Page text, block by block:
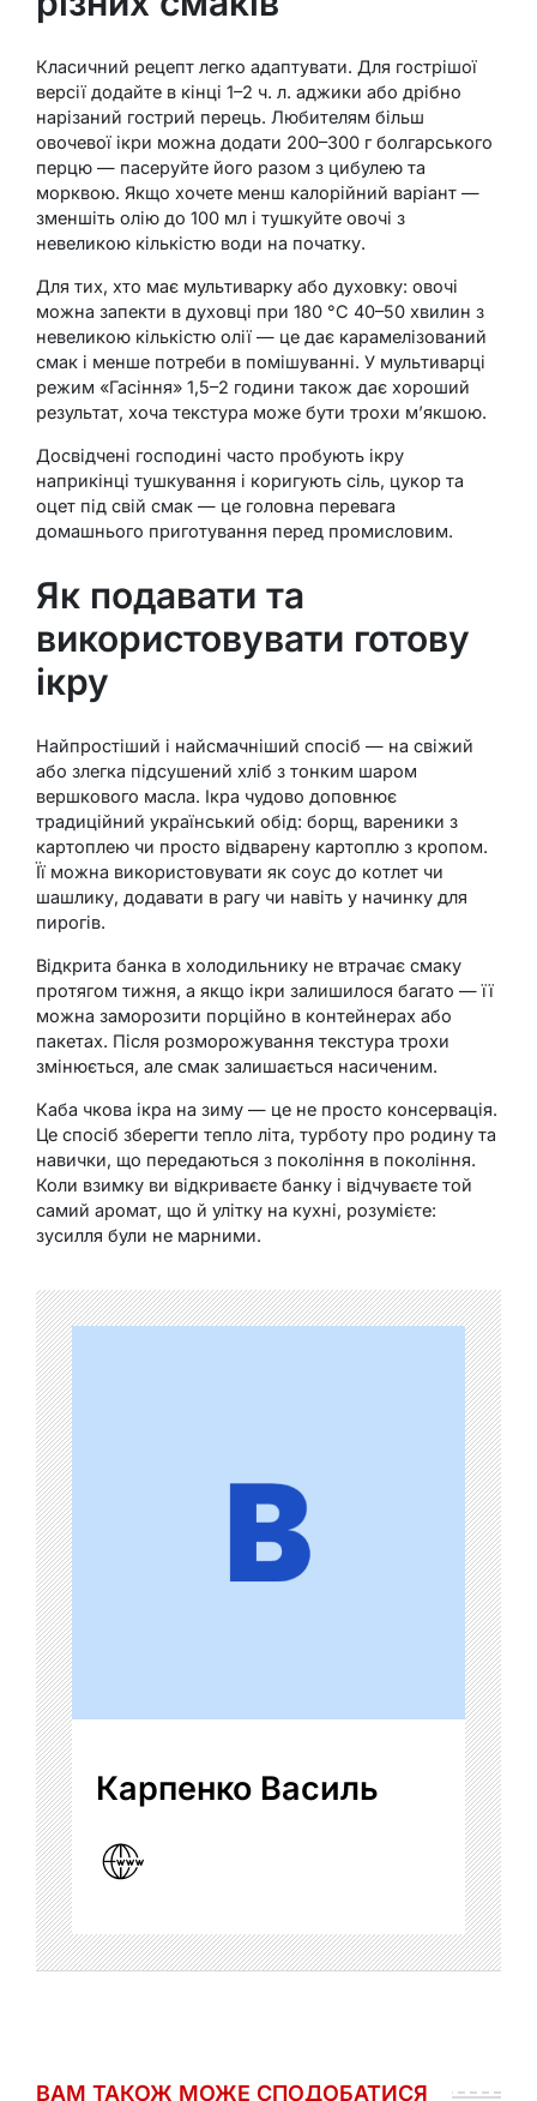
Класичний рецепт легко адаптувати. Для гострішої
версії додайте в кінці 1–2 ч. л. аджики або дрібно
нарізаний гострий перець. Любителям більш
овочевої ікри можна додати 200–300 г болгарського
перцю — пасеруйте його разом з цибулею та
морквою. Якщо хочете менш калорійний варіант —
зменшіть олію до 100 мл і тушкуйте овочі з
невеликою кількістю води на початку.
Для тих, хто має мультиварку або духовку: овочі
можна запекти в духовці при 180 °C 40–50 хвилин з
невеликою кількістю олії — це дає карамелізований
смак і менше потреби в помішуванні. У мультиварці
режим «Гасіння» 1,5–2 години також дає хороший
результат, хоча текстура може бути трохи м’якшою.
Досвідчені господині часто пробують ікру
наприкінці тушкування і коригують сіль, цукор та
оцет під свій смак — це головна перевага
домашнього приготування перед промисловим.
Як подавати та
використовувати готову
ікру
Найпростіший і найсмачніший спосіб — на свіжий
або злегка підсушений хліб з тонким шаром
вершкового масла. Ікра чудово доповнює
традиційний український обід: борщ, вареники з
картоплею чи просто відварену картоплю з кропом.
Її можна використовувати як соус до котлет чи
шашлику, додавати в рагу чи навіть у начинку для
пирогів.
Відкрита банка в холодильнику не втрачає смаку
протягом тижня, а якщо ікри залишилося багато — її
можна заморозити порційно в контейнерах або
пакетах. Після розморожування текстура трохи
змінюється, але смак залишається насиченим.
Каба чкова ікра на зиму — це не просто консервація.
Це спосіб зберегти тепло літа, турботу про родину та
навички, що передаються з покоління в покоління.
Коли взимку ви відкриваєте банку і відчуваєте той
самий аромат, що й улітку на кухні, розумієте:
зусилля були не марними.
Карпенко Василь
ВАМ ТАКОЖ МОЖЕ СПОДОБАТИСЯ